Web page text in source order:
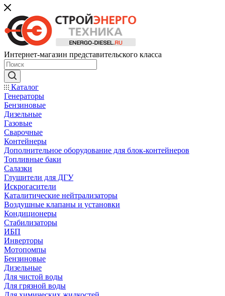
Интернет-магазин представительского класса
Каталог
Генераторы
Бензиновые
Дизельные
Газовые
Сварочные
Контейнеры
Дополнительное оборудование для блок-контейнеров
Топливные баки
Салазки
Глушители для ДГУ
Искрогасители
Каталитические нейтрализаторы
Воздушные клапаны и установки
Кондиционеры
Стабилизаторы
ИБП
Инверторы
Мотопомпы
Бензиновые
Дизельные
Для чистой воды
Для грязной воды